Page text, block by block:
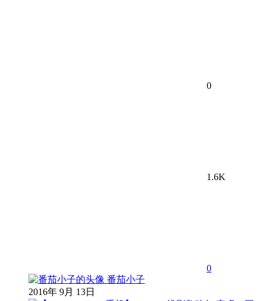
0
1.6K
0
番茄小子
2016年 9月 13日